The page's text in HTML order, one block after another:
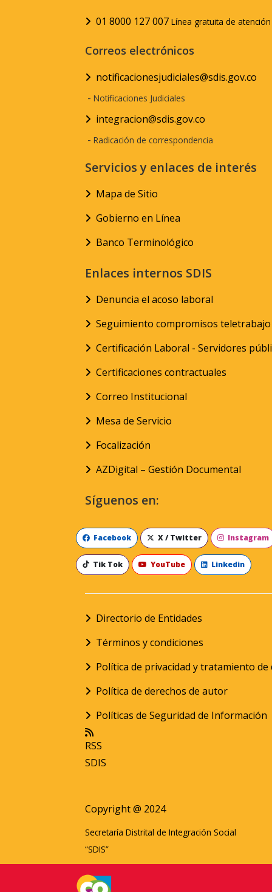
01 8000 127 007 Línea gratuita de
Correos electrónicos
notificacionesjudiciales@sdis.gov.co
- Notificaciones Judiciales
integracion@sdis.gov.co
- Radicación de correspondencia
Servicios y enlaces de interés
Mapa de Sitio
Gobierno en Línea
Banco Terminológico
Enlaces internos SDIS
Denuncia el acoso laboral
Seguimiento compromisos teletrabajo
Certificación Laboral - Servidores
Certificaciones contractuales
Correo Institucional
Mesa de Servicio
Focalización
AZDigital – Gestión Documental
Síguenos en:
Facebook X / Twitter Instagram
Tik Tok YouTube Linkedin
Directorio de Entidades
Términos y condiciones
Política de privacidad y tratamiento
Política de derechos de autor
Políticas de Seguridad de Información
RSS
SDIS
Copyright @ 2024
Secretaría Distrital de Integración Social
“SDIS”